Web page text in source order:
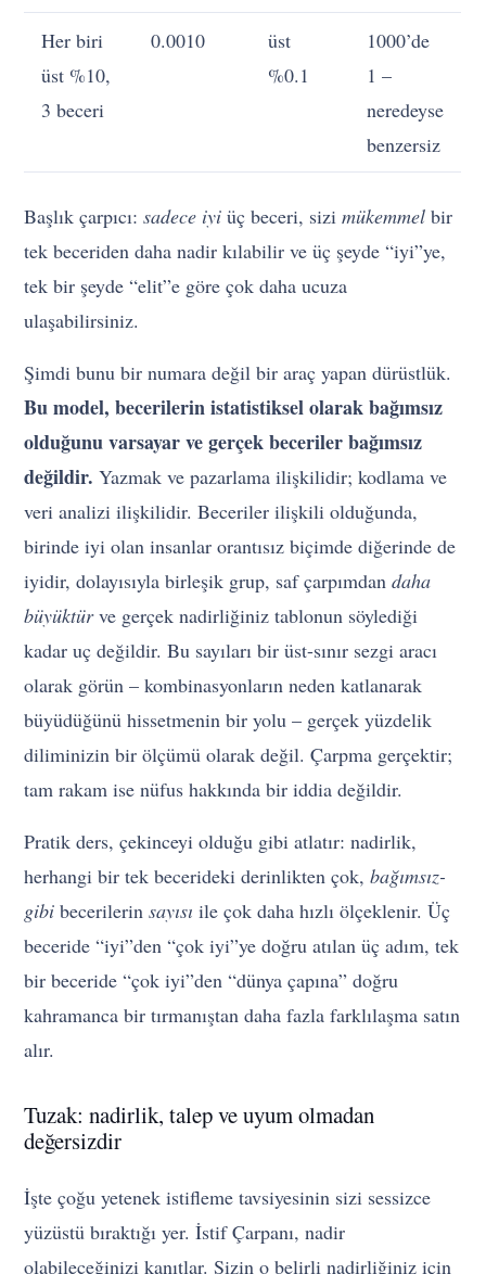
Her biri
üst %10,
3 beceri
0.0010
üst
%0.1
1000’de
1 –
neredeyse
benzersiz
Başlık çarpıcı:sadece iyi üç beceri, sizimükemmel bir
tek beceriden daha nadir kılabilir ve üç şeyde “iyi”ye,
tek bir şeyde “elit”e göre çok daha ucuza
ulaşabilirsiniz.
Şimdi bunu bir numara değil bir araç yapan dürüstlük.
Bu model, becerilerin istatistiksel olarak bağımsız
olduğunu varsayar ve gerçek beceriler bağımsız
değildir. Yazmak ve pazarlama ilişkilidir; kodlama ve
veri analizi ilişkilidir. Beceriler ilişkili olduğunda,
birinde iyi olan insanlar orantısız biçimde diğerinde de
iyidir, dolayısıyla birleşik grup, saf çarpımdandaha
büyüktürve gerçek nadirliğiniz tablonun söylediği
kadar uç değildir. Bu sayıları bir üst-sınır sezgi aracı
olarak görün – kombinasyonların neden katlanarak
büyüdüğünü hissetmenin bir yolu – gerçek yüzdelik
diliminizin bir ölçümü olarak değil. Çarpma gerçektir;
tam rakam ise nüfus hakkında bir iddia değildir.
Pratik ders, çekinceyi olduğu gibi atlatır: nadirlik,
herhangi bir tek becerideki derinlikten çok,bağımsız-
gibi becerilerinsayısı ile çok daha hızlı ölçeklenir. Üç
beceride “iyi”den “çok iyi”ye doğru atılan üç adım, tek
bir beceride “çok iyi”den “dünya çapına” doğru
kahramanca bir tırmanıştan daha fazla farklılaşma satın
alır.
Tuzak: nadirlik, talep ve uyum olmadan
değersizdir
İşte çoğu yetenek istifleme tavsiyesinin sizi sessizce
yüzüstü bıraktığı yer. İstif Çarpanı, nadir
olabileceğinizi kanıtlar. Sizin o belirli nadirliğiniz için